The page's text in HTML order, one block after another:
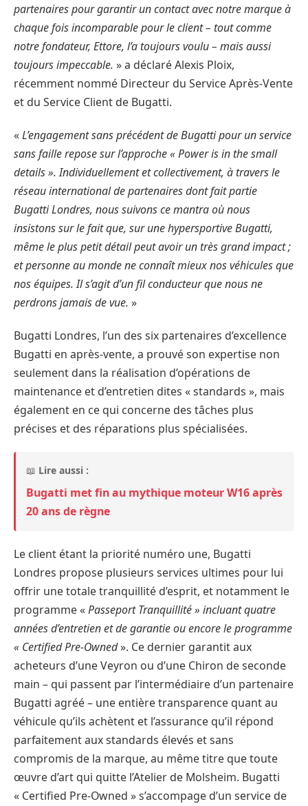
partenaires pour garantir un contact avec notre marque à
chaque fois incomparable pour le client – tout comme
notre fondateur, Ettore, l’a toujours voulu – mais aussi
toujours impeccable. » a déclaré Alexis Ploix,
récemment nommé Directeur du Service Après-Vente
et du Service Client de Bugatti.
«L’engagement sans précédent de Bugatti pour un service
sans faille repose sur l’approche « Power is in the small
details ». Individuellement et collectivement, à travers le
réseau international de partenaires dont fait partie
Bugatti Londres, nous suivons ce mantra où nous
insistons sur le fait que, sur une hypersportive Bugatti,
même le plus petit détail peut avoir un très grand impact ;
et personne au monde ne connaît mieux nos véhicules que
nos équipes. Il s’agit d’un fil conducteur que nous ne
perdrons jamais de vue. »
Bugatti Londres, l’un des six partenaires d’excellence
Bugatti en après-vente, a prouvé son expertise non
seulement dans la réalisation d’opérations de
maintenance et d’entretien dites « standards », mais
également en ce qui concerne des tâches plus
précises et des réparations plus spécialisées.
📖 Lire aussi :
Bugatti met fin au mythique moteur W16 après
20 ans de règne
Le client étant la priorité numéro une, Bugatti
Londres propose plusieurs services ultimes pour lui
offrir une totale tranquillité d’esprit, et notamment le
programme «Passeport Tranquillité » incluant quatre
années d’entretien et de garantie ou encore le programme
« Certified Pre-Owned». Ce dernier garantit aux
acheteurs d’une Veyron ou d’une Chiron de seconde
main – qui passent par l’intermédiaire d’un partenaire
Bugatti agréé – une entière transparence quant au
véhicule qu’ils achètent et l’assurance qu’il répond
parfaitement aux standards élevés et sans
compromis de la marque, au même titre que toute
œuvre d’art qui quitte l’Atelier de Molsheim. Bugatti
« Certified Pre-Owned » s’accompage d’un service de